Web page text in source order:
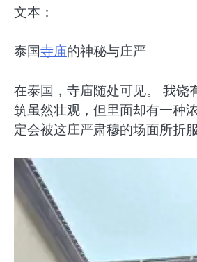
文本：
泰国寺庙的神秘与庄严
在泰国，寺庙随处可见。 我饶
筑虽然壮观，但里面却有一种
定会被这庄严肃穆的场面所折